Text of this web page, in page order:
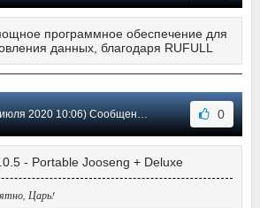
программное обеспечение для
данных, благодаря RUFULL
2020 10:06) Сообщение #76 0
- Portable Jooseng + Deluxe
Царь!